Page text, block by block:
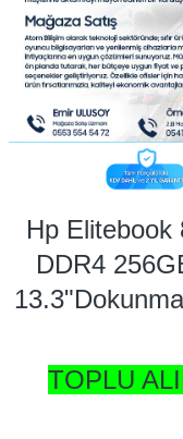
Hp Elitebook
DDR4
TOPLU